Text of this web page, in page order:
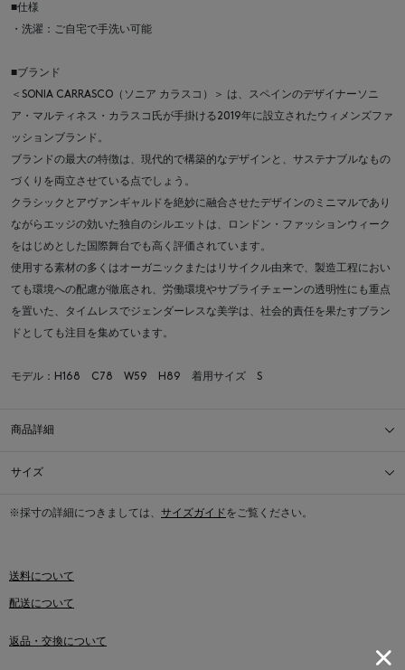
■仕様
・洗濯：ご自宅で手洗い可能
■ブランド
＜SONIA CARRASCO（ソニア カラスコ）＞ は、スペインのデザイナーソニ
ア・マルティネス・カラスコ氏が手掛ける2019年に設立されたウィメンズファ
ッションブランド。
ブランドの最大の特徴は、現代的で構築的なデザインと、サステナブルなもの
づくりを両立させている点でしょう。
クラシックとアヴァンギャルドを絶妙に融合させたデザインのミニマルであり
ながらエッジの効いた独自のシルエットは、ロンドン・ファッションウィーク
をはじめとした国際舞台でも高く評価されています。
使用する素材の多くはオーガニックまたはリサイクル由来で、製造工程におい
ても環境への配慮が徹底され、労働環境やサプライチェーンの透明性にも重点
を置いた、タイムレスでジェンダーレスな美学は、社会的責任を果たすブラン
ドとしても注目を集めています。
モデル：H168 C78 W59 H89 着用サイズ S
商品詳細
サイズ
※採寸の詳細につきましては、 サイズガイドをご覧ください。
送料について
配送について
返品・交換について